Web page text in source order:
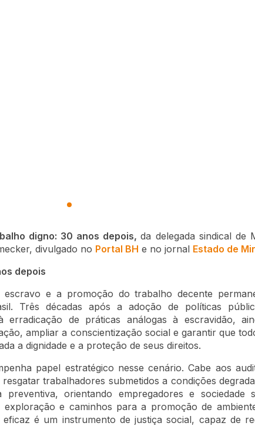
digno: 30 anos depois,da delegada sindical de
divulgado no Portal BH e no jornal Estado de
depois
e a promoção do trabalho decente
Três décadas após a adoção de políticas
erradicação de práticas análogas à escravidão,
ampliar a conscientização social e garantir que
a dignidade e a proteção de seus direitos.
papel estratégico nesse cenário. Cabe aos
trabalhadores submetidos a condições
orientando empregadores e sociedade
e caminhos para a promoção de
é um instrumento de justiça social, capaz de